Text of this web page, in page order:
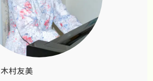
木村友美